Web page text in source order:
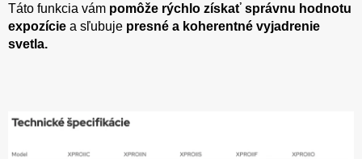
Táto funkcia vám pomôže rýchlo získať správnu hodnotu
expozície a sľubuje presné a koherentné vyjadrenie
svetla.